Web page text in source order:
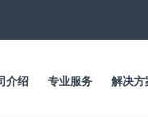
到
要
内
介绍 专业服务 解决方